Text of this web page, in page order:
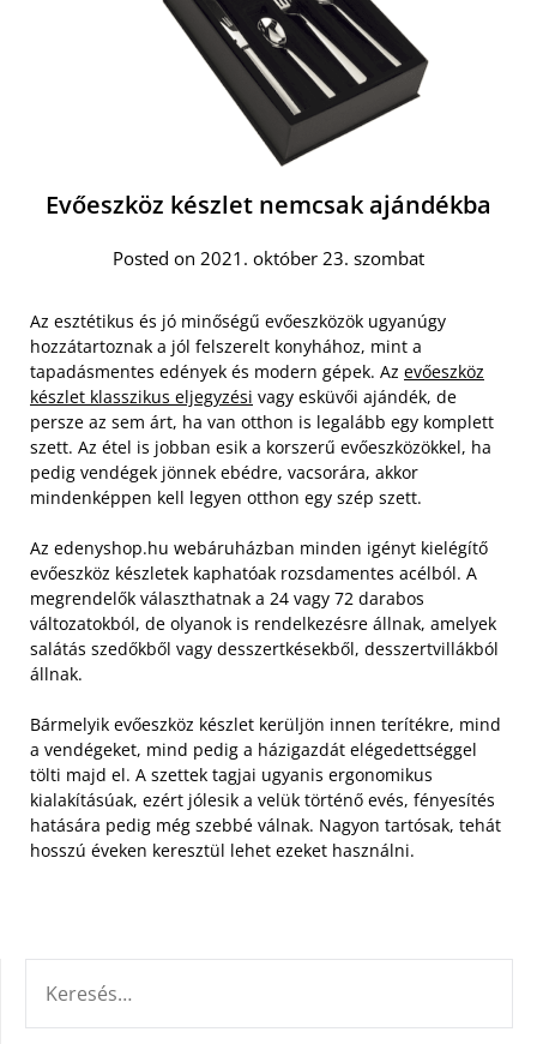
Evőeszköz készlet nemcsak ajándékba
Posted on 2021. október 23. szombat
Az esztétikus és jó minőségű evőeszközök ugyanúgy
hozzátartoznak a jól felszerelt konyhához, mint a
tapadásmentes edények és modern gépek. Az evőeszköz
készlet klasszikus eljegyzési vagy esküvői ajándék, de
persze az sem árt, ha van otthon is legalább egy komplett
szett. Az étel is jobban esik a korszerű evőeszközökkel, ha
pedig vendégek jönnek ebédre, vacsorára, akkor
mindenképpen kell legyen otthon egy szép szett.
Az edenyshop.hu webáruházban minden igényt kielégítő
evőeszköz készletek kaphatóak rozsdamentes acélból. A
megrendelők választhatnak a 24 vagy 72 darabos
változatokból, de olyanok is rendelkezésre állnak, amelyek
salátás szedőkből vagy desszertkésekből, desszertvillákból
állnak.
Bármelyik evőeszköz készlet kerüljön innen terítékre, mind
a vendégeket, mind pedig a házigazdát elégedettséggel
tölti majd el. A szettek tagjai ugyanis ergonomikus
kialakításúak, ezért jólesik a velük történő evés, fényesítés
hatására pedig még szebbé válnak. Nagyon tartósak, tehát
hosszú éveken keresztül lehet ezeket használni.